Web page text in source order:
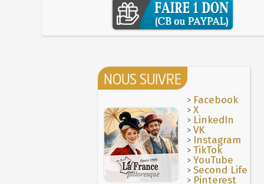
NOUS SUIVRE
> Facebook
>X
> LinkedIn
>VK
> Instagram
>TikTok
>YouTube
>Second Life
> Pinterest